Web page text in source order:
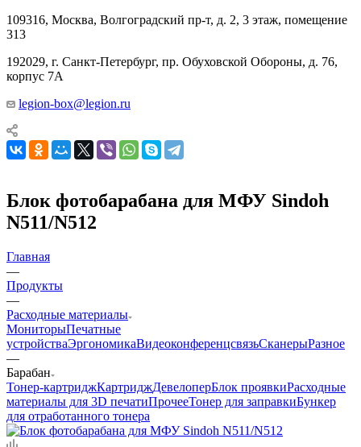
109316, Москва, Волгоградский пр-т, д. 2, 3 этаж, помещение
313
192029, г. Санкт-Петербург, пр. Обуховской Обороны, д. 76,
корпус 7А
legion-box@legion.ru
Блок фотобарабана для МФУ Sindoh
N511/N512
Главная
—
Продукты
—
Расходные материалы
МониторыПечатные
устройстваЭргономикаВидеоконференцсвязьСканерыРазное
—
Барабан
Тонер-картриджКартриджДевелоперБлок проявкиРасходные
материалы для 3D печатиПрочееТонер для заправкиБункер
для отработанного тонера